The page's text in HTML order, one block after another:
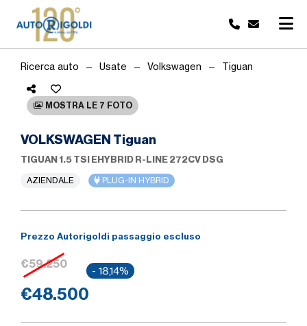
Ricerca auto Usate Volkswagen Tiguan
MOSTRA LE 7 FOTO
VOLKSWAGEN Tiguan
TIGUAN 1.5 TSI EHYBRID R-LINE 272CV DSG
AZIENDALE PLUG-IN HYBRID
Prezzo Autorigoldi passaggio escluso
€59.250 - 18,14%
€48.500